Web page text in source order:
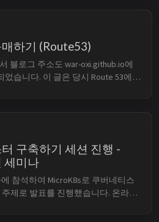
하기 (Route53)
블로그 주소도 war-oxi.github.io에
습니다. 이 글은 당시 Route 53에
구축하기 세션 진행 -
세미나
참석하여 MicroK8s로 쿠버네티스
제로 발표를 진행했습니다. 온라인